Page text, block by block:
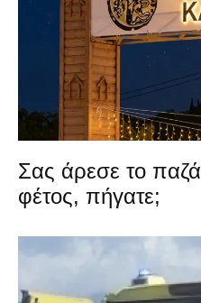
Σας άρεσε το
φέτος, πήγατε;